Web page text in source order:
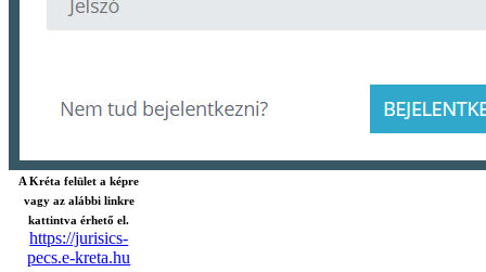
A Kréta felület a képre
vagy az alábbi linkre
kattintva érhető el.
https://jurisics-
pecs.e-kreta.hu